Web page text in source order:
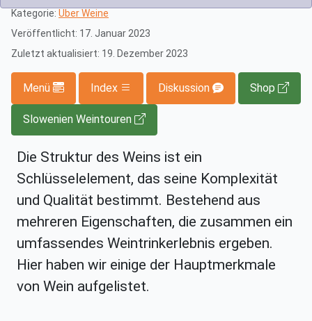
Kategorie: Über Weine
Veröffentlicht: 17. Januar 2023
Zuletzt aktualisiert: 19. Dezember 2023
Menü Index Diskussion Shop
Slowenien Weintouren
Die Struktur des Weins ist ein
Schlüsselelement, das seine Komplexität
und Qualität bestimmt. Bestehend aus
mehreren Eigenschaften, die zusammen ein
umfassendes Weintrinkerlebnis ergeben.
Hier haben wir einige der Hauptmerkmale
von Wein aufgelistet.